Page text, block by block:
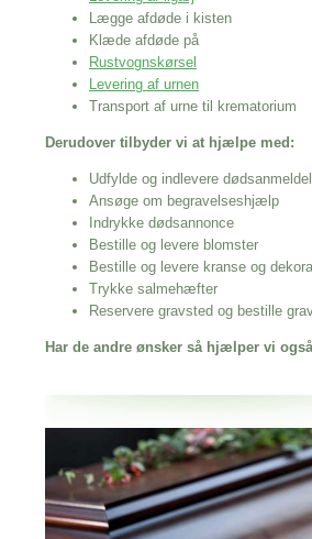
Lægge afdøde i kisten
Klæde afdøde på
Rustvognskørsel
Levering af urnen
Transport af urne til krematorium
Derudover tilbyder vi at hjælpe med:
Udfylde og indlevere
Ansøge om begravelseshjælp
Indrykke dødsannonce
Bestille og levere blomster
Bestille og levere kranse og
Trykke salmehæfter
Reservere gravsted og bestille
Har de andre ønsker så hjælper vi
Her hos os får du altid en god afslutning når det gælder
Udbringning Af Gravpynt Til Jyderup
vi hjælper i alle faser af begravelsel